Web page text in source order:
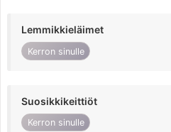
Lemmikkieläimet
Kerron sinulle
Suosikkikeittiöt
Kerron sinulle